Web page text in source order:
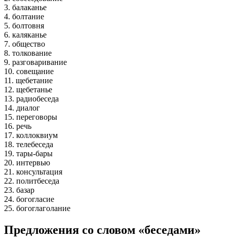
3. балаканье
4. болтание
5. болтовня
6. каляканье
7. общество
8. толкование
9. разговаривание
10. совещание
11. щебетание
12. щебетанье
13. радиобеседа
14. диалог
15. переговоры
16. речь
17. коллоквиум
18. телебеседа
19. тары-бары
20. интервью
21. консультация
22. политбеседа
23. базар
24. богогласие
25. богоглаголание
Предложения со словом «беседами»